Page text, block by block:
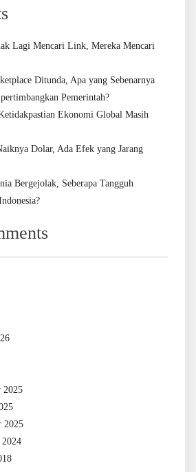
Lagi Mencari Link, Mereka Mencari
Ditunda, Apa yang Sebenarnya
Pemerintah?
Ekonomi Global Masih
Dolar, Ada Efek yang Jarang
Bergejolak, Seberapa Tangguh
2025
2025
2024